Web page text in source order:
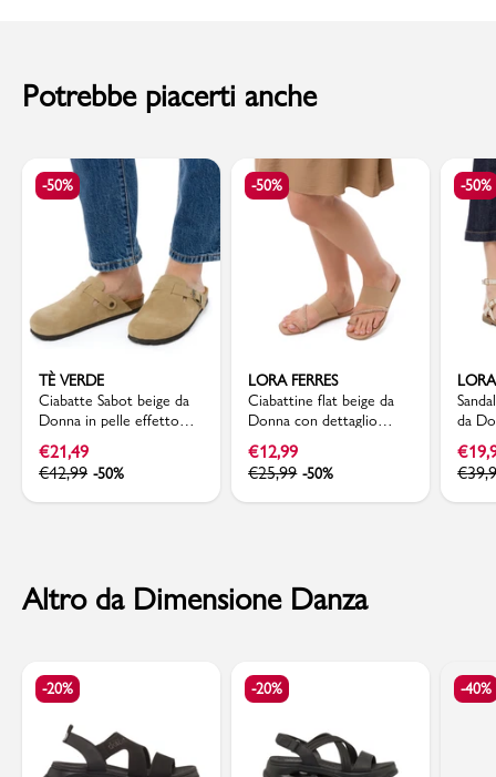
Potrebbe piacerti anche
-50%
TÈ VERDE
Ciabatte Sabot beige da
Donna in pelle effetto
scamosciato e suola in
sughero Tè Verde
€21,49
€42,99 -50%
-50%
LORA FERRES
Ciabattine flat beige da
Donna con dettaglio
strass Lora Ferres
€12,99
€25,99 -50%
-50%
da
€
€
Altro da Dimensione Danza
-20% -20% -40%